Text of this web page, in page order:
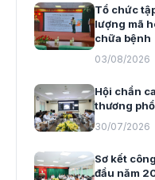
Tổ chức
lượng mã
chữa bệnh
03/08/2026
Hội chẩn
thương
30/07/2026
Sơ kết
đầu năm